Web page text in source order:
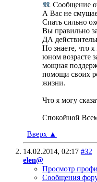
Сообщение
А Вас не
Спать сильно
Вы правильно
ДА
Но знаете, что
юном возрасте
мощная
помощи своих
жизни.
Что я могу
Спокойной
Вверх ▲
14.02.2014, 02:17 #32
elen@
Просмотр
Сообщения